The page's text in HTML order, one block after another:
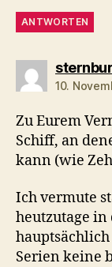
ANTWORTEN
10.
Zu Eurem
Schiff, an
kann (wie
Ich vermute
heutzutage
Serien keine